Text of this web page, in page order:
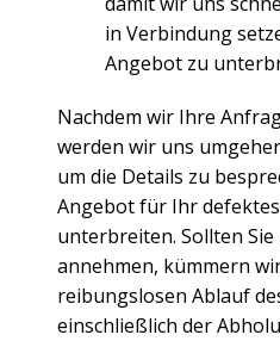
in Verbindung
Angebot zu
Nachdem wir Ihre
werden wir uns
um die Details zu
Angebot für Ihr
unterbreiten. Sollten
annehmen, kümmern
reibungslosen Ablauf
einschließlich der